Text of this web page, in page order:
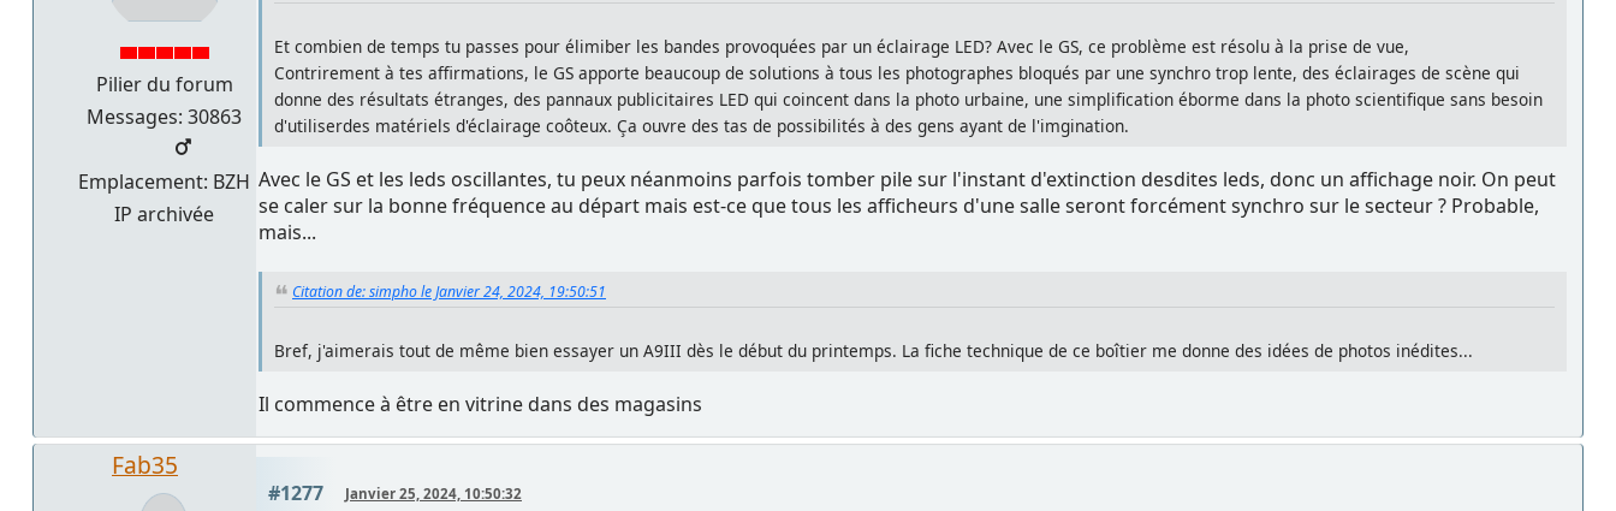
Pilier du forum
Messages: 30863
Emplacement: BZH
IP archivée
Et combien de temps tu passes pour élimiber les bandes provoquées par un éclairage LED? Avec le GS, ce problème est résolu à la prise de vue,
Contrirement à tes affirmations, le GS apporte beaucoup de solutions à tous les photographes bloqués par une synchro trop lente, des éclairages de scène qui
donne des résultats étranges, des pannaux publicitaires LED qui coincent dans la photo urbaine, une simplification éborme dans la photo scientifique sans besoin
d'utiliserdes matériels d'éclairage coôteux. Ça ouvre des tas de possibilités à des gens ayant de l'imgination.
Avec le GS et les leds oscillantes, tu peux néanmoins parfois tomber pile sur l'instant d'extinction desdites leds, donc un affichage noir. On peut
se caler sur la bonne fréquence au départ mais est-ce que tous les afficheurs d'une salle seront forcément synchro sur le secteur ? Probable,
mais...
Citation de: simpho le Janvier 24, 2024, 19:50:51
Bref, j'aimerais tout de même bien essayer un A9III dès le début du printemps. La fiche technique de ce boîtier me donne des idées de photos inédites...
Il commence à être en vitrine dans des magasins
Fab35
#1277 Janvier 25, 2024, 10:50:32